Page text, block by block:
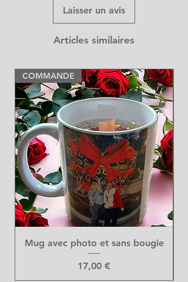
Laisser un avis
Articles similaires
COMMANDE
Mug avec photo et sans bougie
Prix
17,00 €